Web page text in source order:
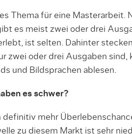
Thema für eine Masterarbeit.
es meist zwei oder drei
ist selten. Dahinter
zwei oder drei Ausgaben sind,
und Bildsprachen ablesen.
es schwer?
definitiv mehr
zu diesem Markt ist sehr